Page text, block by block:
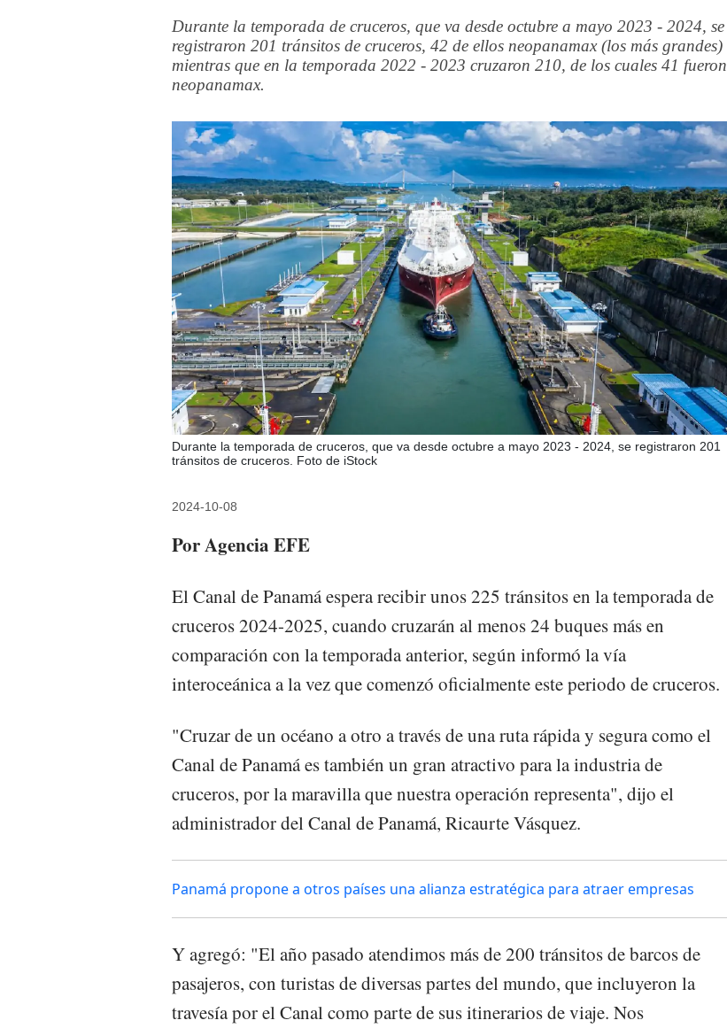
Durante la temporada de cruceros, que va desde octubre a mayo 2023 - 2024, se
registraron 201 tránsitos de cruceros, 42 de ellos neopanamax (los más grandes)
mientras que en la temporada 2022 - 2023 cruzaron 210, de los cuales 41 fueron
neopanamax.
Durante la temporada de cruceros, que va desde octubre a mayo 2023 - 2024, se registraron 201
tránsitos de cruceros. Foto de iStock
2024-10-08
Por Agencia EFE
El Canal de Panamá espera recibir unos 225 tránsitos en la temporada de
cruceros 2024-2025, cuando cruzarán al menos 24 buques más en
comparación con la temporada anterior, según informó la vía
interoceánica a la vez que comenzó oficialmente este periodo de cruceros.
"Cruzar de un océano a otro a través de una ruta rápida y segura como el
Canal de Panamá es también un gran atractivo para la industria de
cruceros, por la maravilla que nuestra operación representa", dijo el
administrador del Canal de Panamá, Ricaurte Vásquez.
Panamá propone a otros países una alianza estratégica para atraer empresas
Y agregó: "El año pasado atendimos más de 200 tránsitos de barcos de
pasajeros, con turistas de diversas partes del mundo, que incluyeron la
travesía por el Canal como parte de sus itinerarios de viaje. Nos